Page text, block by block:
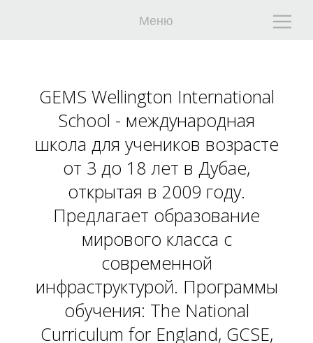
Меню
К
GEMS Wellington International
School - международная
школа для учеников возрасте
от 3 до 18 лет в Дубае,
открытая в 2009 году.
Предлагает образование
мирового класса с
современной
инфраструктурой. Программы
обучения: The National
Curriculum for England, GCSE,